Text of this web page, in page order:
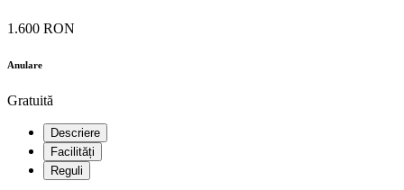
1.600 RON
Anulare
Gratuită
Descriere
Facilități
Reguli